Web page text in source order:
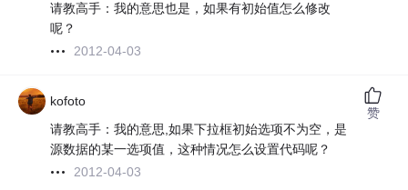
请教高手：我的意思也是，如果有初始值怎么修改
呢？
2012-04-03
kofoto
请教高手：我的意思,如果下拉框初始选项不为空，是
源数据的某一选项值，这种情况怎么设置代码呢？
2012-04-03
赞